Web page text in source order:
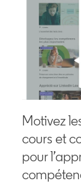
Motivez
cours et
pour